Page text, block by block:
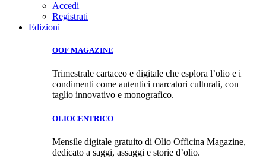
Accedi
Registrati
Edizioni
OOF MAGAZINE
Trimestrale cartaceo e digitale che esplora l’olio e i
condimenti come autentici marcatori culturali, con
taglio innovativo e monografico.
OLIOCENTRICO
Mensile digitale gratuito di Olio Officina Magazine,
dedicato a saggi, assaggi e storie d’olio.